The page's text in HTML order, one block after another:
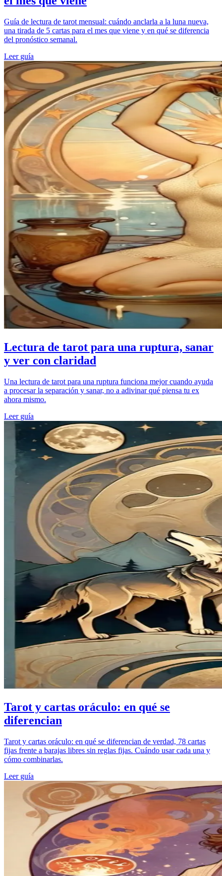
Guía de lectura de tarot mensual: cuándo anclarla a la luna nueva,
una tirada de 5 cartas para el mes que viene y en qué se diferencia
del pronóstico semanal.
Leer guía
Lectura de tarot para una ruptura, sanar
y ver con claridad
Una lectura de tarot para una ruptura funciona mejor cuando ayuda
a procesar la separación y sanar, no a adivinar qué piensa tu ex
ahora mismo.
Leer guía
Tarot y cartas oráculo: en qué se
diferencian
Tarot y cartas oráculo: en qué se diferencian de verdad, 78 cartas
fijas frente a barajas libres sin reglas fijas. Cuándo usar cada una y
cómo combinarlas.
Leer guía